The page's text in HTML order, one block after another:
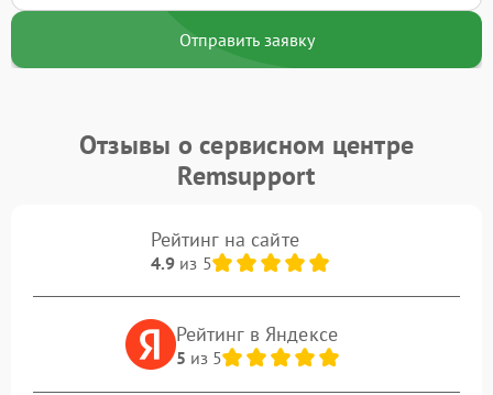
Отправить заявку
Отзывы о сервисном центре
Remsupport
Рейтинг на сайте
4.9из 5
Рейтинг в Яндексе
5 из 5